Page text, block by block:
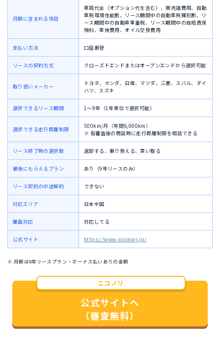
月額に含まれる項目
車両代金（オプション代を含む）、 販売諸費用、 自動
車税環境性能割、 リース期間中の自動車税種別割、 リ
ース期間中の自動車重量税、 リース期間中の自賠責保
険料、車検費用、オイル交換費用
支払い方法 口座振替
リースの契約方式 クローズドエンドまたはオープンエンドから選択可能
取り扱いメーカー
トヨタ、ホンダ、日産、マツダ、三菱、スバル、ダイ
ハツ、スズキ
選択できるリース期間 1〜9年（1年単位で選択可能）
選択できる走行距離制限
500km/月（年間6,000km）
※ 仮審査後の商談時に走行距離制限を相談できる
リース終了時の選択肢 返却する、乗り換える、買い取る
最後にもらえるプラン あり（9年リースのみ）
リース契約の中途解約 できない
対応エリア 日本全国
離島対応 対応してる
公式サイト https://www.niconori.jp/
※ 月額は9年リースプラン・ボーナス払いありの金額
ニコノリ
公式サイトへ
（審査無料）